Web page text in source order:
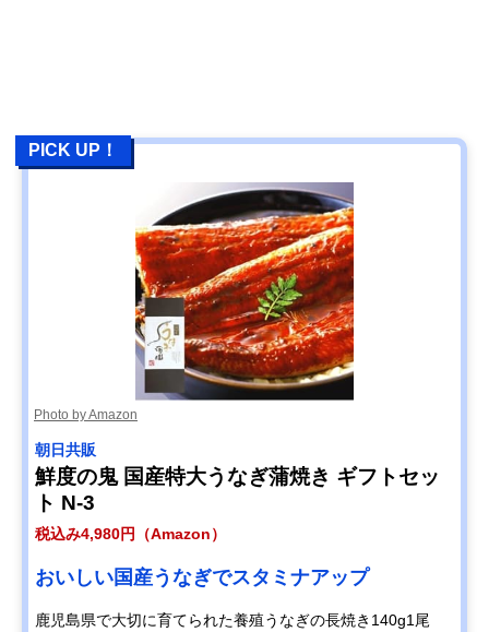
PICK UP！
Photo by Amazon
朝日共販
鮮度の鬼 国産特大うなぎ蒲焼き ギフトセッ
ト N-3
税込み4,980円（Amazon）
おいしい国産うなぎでスタミナアップ
鹿児島県で大切に育てられた養殖うなぎの長焼き140g1尾